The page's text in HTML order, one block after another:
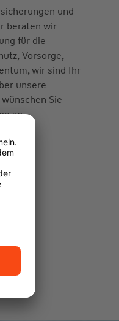
und
beraten wir
für die
Vorsorge,
wir sind Ihr
unsere
Sie
an.